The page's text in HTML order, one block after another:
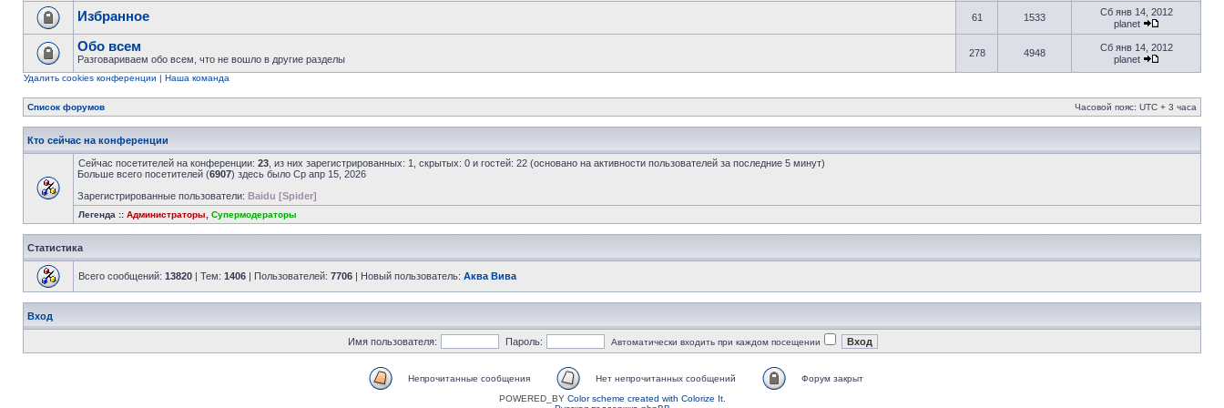
Избранное 61 1533
Сб янв 14, 2012
planet
Обо всем
Разговариваем обо всем, что не вошло в другие разделы
278 4948
Сб янв 14, 2012
planet
Удалить cookies конференции | Наша команда
Список форумов Часовой пояс: UTC + 3 часа
Кто сейчас на конференции
Сейчас посетителей на конференции: 23 , из них зарегистрированных: 1, скрытых: 0 и гостей: 22 (основано на активности пользователей за последние 5 минут)
Больше всего посетителей (6907) здесь было Ср апр 15, 2026
Зарегистрированные пользователи: Baidu [Spider]
Легенда :: Администраторы Супермодераторы
Статистика
Всего сообщений: 13820 | Тем: 1406 | Пользователей: 7706 | Новый пользователь: Аква Вива
Вход
Имя пользователя: Пароль: Автоматически входить при каждом посещении
Непрочитанные сообщения Нет непрочитанных сообщений
Форум закрыт
POWERED_BY Color scheme created with Colorize It.